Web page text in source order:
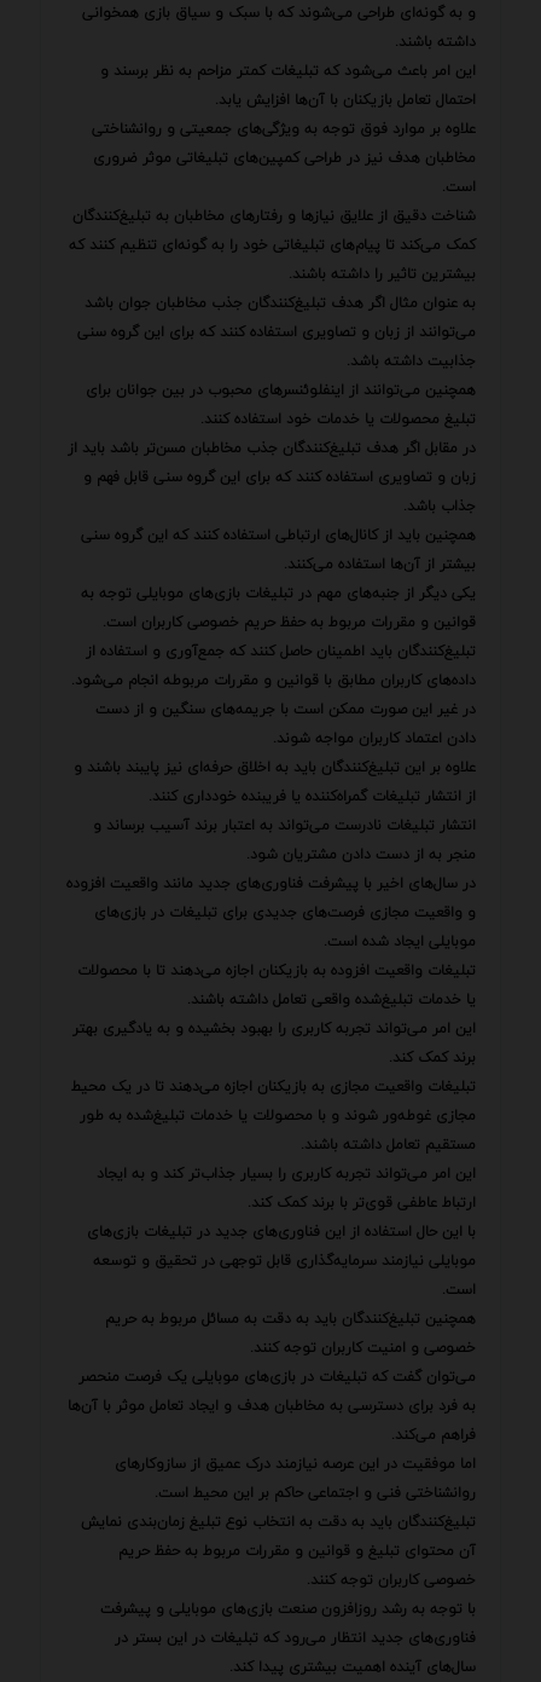
و به گونه‌ای طراحی می‌شوند که با سبک و سیاق بازی همخوانی
داشته باشند.
این امر باعث می‌شود که تبلیغات کمتر مزاحم به نظر برسند و
احتمال تعامل بازیکنان با آن‌ها افزایش یابد.
علاوه بر موارد فوق توجه به ویژگی‌های جمعیتی و روانشناختی
مخاطبان هدف نیز در طراحی کمپین‌های تبلیغاتی موثر ضروری
است.
شناخت دقیق از علایق نیازها و رفتارهای مخاطبان به تبلیغ‌کنندگان
کمک می‌کند تا پیام‌های تبلیغاتی خود را به گونه‌ای تنظیم کنند که
بیشترین تاثیر را داشته باشند.
به عنوان مثال اگر هدف تبلیغ‌کنندگان جذب مخاطبان جوان باشد
می‌توانند از زبان و تصاویری استفاده کنند که برای این گروه سنی
جذابیت داشته باشد.
همچنین می‌توانند از اینفلوئنسرهای محبوب در بین جوانان برای
تبلیغ محصولات یا خدمات خود استفاده کنند.
در مقابل اگر هدف تبلیغ‌کنندگان جذب مخاطبان مسن‌تر باشد باید از
زبان و تصاویری استفاده کنند که برای این گروه سنی قابل فهم و
جذاب باشد.
همچنین باید از کانال‌های ارتباطی استفاده کنند که این گروه سنی
بیشتر از آن‌ها استفاده می‌کنند.
یکی دیگر از جنبه‌های مهم در تبلیغات بازی‌های موبایلی توجه به
قوانین و مقررات مربوط به حفظ حریم خصوصی کاربران است.
تبلیغ‌کنندگان باید اطمینان حاصل کنند که جمع‌آوری و استفاده از
داده‌های کاربران مطابق با قوانین و مقررات مربوطه انجام می‌شود.
در غیر این صورت ممکن است با جریمه‌های سنگین و از دست
دادن اعتماد کاربران مواجه شوند.
علاوه بر این تبلیغ‌کنندگان باید به اخلاق حرفه‌ای نیز پایبند باشند و
از انتشار تبلیغات گمراه‌کننده یا فریبنده خودداری کنند.
انتشار تبلیغات نادرست می‌تواند به اعتبار برند آسیب برساند و
منجر به از دست دادن مشتریان شود.
در سال‌های اخیر با پیشرفت فناوری‌های جدید مانند واقعیت افزوده
و واقعیت مجازی فرصت‌های جدیدی برای تبلیغات در بازی‌های
موبایلی ایجاد شده است.
تبلیغات واقعیت افزوده به بازیکنان اجازه می‌دهند تا با محصولات
یا خدمات تبلیغ‌شده واقعی تعامل داشته باشند.
این امر می‌تواند تجربه کاربری را بهبود بخشیده و به یادگیری بهتر
برند کمک کند.
تبلیغات واقعیت مجازی به بازیکنان اجازه می‌دهند تا در یک محیط
مجازی غوطه‌ور شوند و با محصولات یا خدمات تبلیغ‌شده به طور
مستقیم تعامل داشته باشند.
این امر می‌تواند تجربه کاربری را بسیار جذاب‌تر کند و به ایجاد
ارتباط عاطفی قوی‌تر با برند کمک کند.
با این حال استفاده از این فناوری‌های جدید در تبلیغات بازی‌های
موبایلی نیازمند سرمایه‌گذاری قابل توجهی در تحقیق و توسعه
است.
همچنین تبلیغ‌کنندگان باید به دقت به مسائل مربوط به حریم
خصوصی و امنیت کاربران توجه کنند.
می‌توان گفت که تبلیغات در بازی‌های موبایلی یک فرصت منحصر
به فرد برای دسترسی به مخاطبان هدف و ایجاد تعامل موثر با آن‌ها
فراهم می‌کند.
اما موفقیت در این عرصه نیازمند درک عمیق از سازوکارهای
روانشناختی فنی و اجتماعی حاکم بر این محیط است.
تبلیغ‌کنندگان باید به دقت به انتخاب نوع تبلیغ زمان‌بندی نمایش
آن محتوای تبلیغ و قوانین و مقررات مربوط به حفظ حریم
خصوصی کاربران توجه کنند.
با توجه به رشد روزافزون صنعت بازی‌های موبایلی و پیشرفت
فناوری‌های جدید انتظار می‌رود که تبلیغات در این بستر در
سال‌های آینده اهمیت بیشتری پیدا کند.